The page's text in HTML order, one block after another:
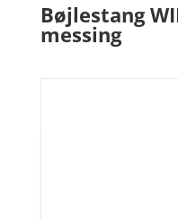
Bøjlestang
messing